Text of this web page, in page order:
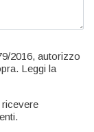
2016, autorizzo
Leggi la